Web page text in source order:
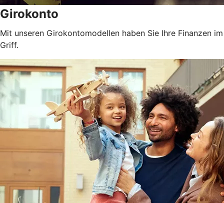
Girokonto
Mit unseren Girokontomodellen haben Sie Ihre Finanzen im
Griff.